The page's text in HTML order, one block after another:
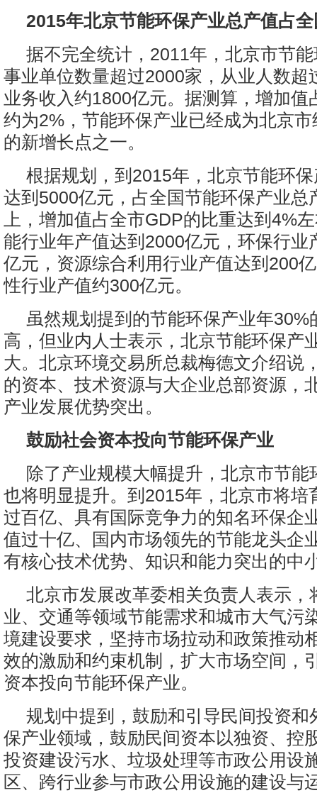
2015年北京节能环保产业总产值占
据不完全统计，2011年，北京市节
事业单位数量超过2000家，从业人数超
业务收入约1800亿元。据测算，增加值
约为2%，节能环保产业已经成为北京
的新增长点之一。
根据规划，到2015年，北京节能环
达到5000亿元，占全国节能环保产业总
上，增加值占全市GDP的比重达到4%
能行业年产值达到2000亿元，环保行业
亿元，资源综合利用行业产值达到200
性行业产值约300亿元。
虽然规划提到的节能环保产业年30%
高，但业内人士表示，北京节能环保产
大。北京环境交易所总裁梅德文介绍说
的资本、技术资源与大企业总部资源，
产业发展优势突出。
鼓励社会资本投向节能环保产业
除了产业规模大幅提升，北京市节能
也将明显提升。到2015年，北京市将培
过百亿、具有国际竞争力的知名环保企
值过十亿、国内市场领先的节能龙头企
有核心技术优势、知识和能力突出的中
北京市发展改革委相关负责人表示，
业、交通等领域节能需求和城市大气污
境建设要求，坚持市场拉动和政策推动
效的激励和约束机制，扩大市场空间，
资本投向节能环保产业。
规划中提到，鼓励和引导民间投资和
保产业领域，鼓励民间资本以独资、控
投资建设污水、垃圾处理等市政公用设
区、跨行业参与市政公用设施的建设与